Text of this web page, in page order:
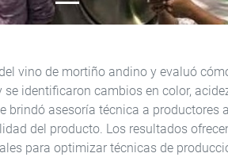
vino de mortiño andino y evaluó
identificaron cambios en color,
asesoría técnica a productores
del producto. Los resultados
para optimizar técnicas de